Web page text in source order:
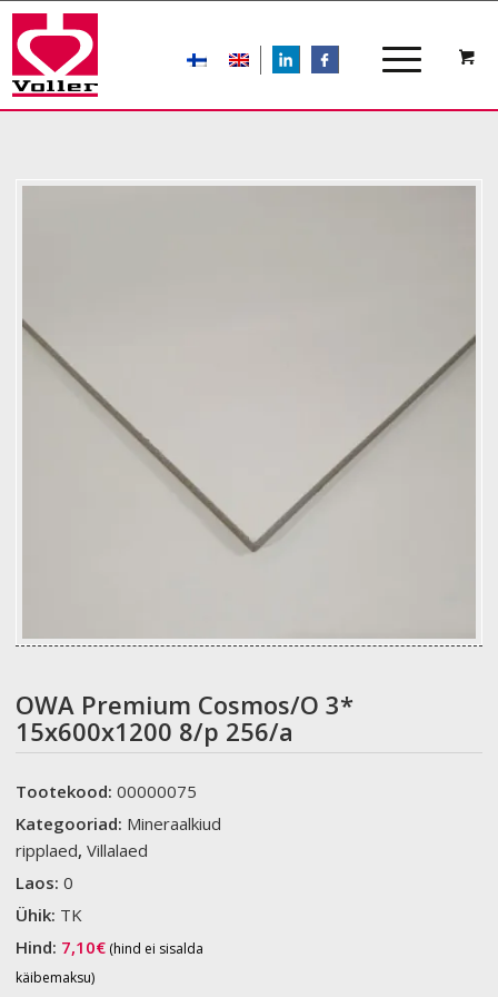
LIn
OWA Premium Cosmos/O 3*
15x600x1200 8/p 256/a
Tootekood:00000075
Kategooriad: Mineraalkiud
ripplaed,Villalaed
Laos:0
Ühik: TK
Hind: 7,10€ (hind ei sisalda
käibemaksu)